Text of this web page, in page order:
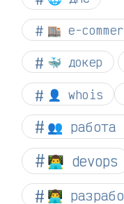
🏬 e-
🐳 докер
👤 whois
👥 работа
👨‍💻 devops
👨‍💻